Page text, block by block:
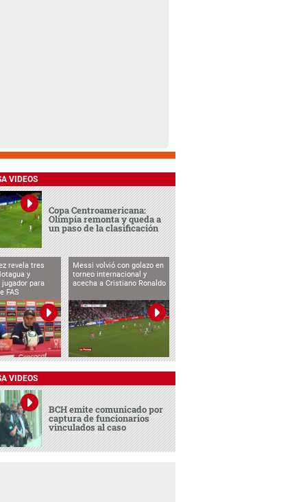
VIDEOS
Copa Centroamericana:
Olimpia remonta y queda a
un paso de la clasificación
revela tres
y
para
FAS
Messi volvió con golazo en
torneo internacional y
acecha a Cristiano Ronaldo
VIDEOS
BCH emite comunicado por
captura de funcionarios
vinculados al caso